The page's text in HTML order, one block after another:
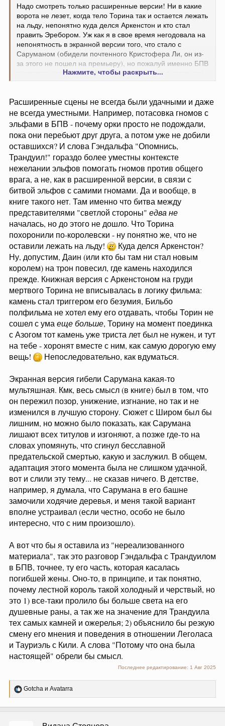
Надо смотреть только расширенные версии! Ни в какие
ворота не лезет, когда тело Торина так и остается лежать
на льду, непонятно куда делся Аркенстон и кто стал
править Эребором. Уж как я в свое время негодовала на
непонятность в экранной версии того, что стало с
Саруманом (обидели почтенного Кристофера Ли, он из-
за этого не пошел на премьеру), но пожалуй именно БПВ
оказалась наиболее безобразно искалечена вырезанием
Нажмите, чтобы раскрыть...
Расширенные сцены не всегда были удачными и даже
не всегда уместными. Например, потасовка гномов с
эльфами в БПВ - почему орки просто не подождали,
пока они перебьют друг друга, а потом уже не добили
оставшихся? И слова Гэндальфа "Опомнись,
Трандуил!" гораздо более уместны контексте
нежелании эльфов помогать гномов против общего
врага, а не, как в расширенной версии, в связи с
битвой эльфов с самими гномами. Да и вообще, в
книге такого нет. Там именно что битва между
представителями "светлой стороны" едва не
началась, но до этого не дошло. Что Торина
похоронили по-королевски - ну понятно же, что не
оставили лежать на льду!
Куда делся Аркенстон?
Ну, допустим, Даин (или кто бы там ни стал новым
королем) на трон повесил, где камень находился
прежде. Книжная версия с Аркенстоном на груди
мертвого Торина не вписывалась в логику фильма:
камень стал триггером его безумия, Бильбо
полфильма не хотел ему его отдавать, чтобы Торин не
сошел с ума еще больше, Торину на момент поединка
с Азогом тот камень уже триста лет был не нужен, и тут
на тебе - хоронят вместе с ним, как самую дорогую ему
вещь!
Непоследовательно, как вдуматься.
Экранная версия гибели Сарумана какая-то
мультяшная. Кмк, весь смысл (в книге) был в том, что
он пережил позор, унижение, изгнание, но так и не
изменился в лучшую сторону. Сюжет с Широм был бы
лишним, но можно было показать, как Сарумана
лишают всех титулов и изгоняют, а позже где-то на
словах упомянуть, что сгинул бесславной
предательской смертью, какую и заслужил. В общем,
адаптация этого момента была не слишком удачной,
вот и слили эту тему... не сказав ничего. В детстве,
например, я думала, что Сарумана в его башне
замочили ходячие деревья, и меня такой вариант
вполне устраивал (если честно, особо не было
интересно, что с ним произошло).
А вот что бы я оставила из "нереализованного
материала", так это разговор Гэндальфа с Трандуилом
в БПВ, точнее, ту его часть, которая касалась
погибшей жены. Оно-то, в принципе, и так понятно,
почему лестной король такой холодный и черствый, но
это 1) все-таки пролило бы больше света на его
душевные раны, а так же на значение для Трандуила
тех самых камней и ожерелья; 2) объяснило бы резкую
смену его мнения и поведения в отношении Леголаса
и Тауриэль с Кили. А слова "Потому что она была
настоящей" обрели бы смысл.
Последнее редактирование: 1 Авг 2025
Р
Gotcha и Avatarra